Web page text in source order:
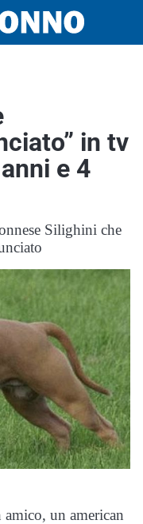
in tv
e 4
Silighini che
un american